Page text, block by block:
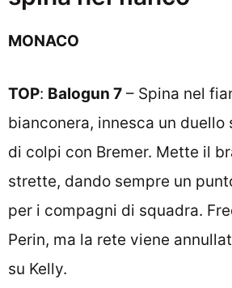
MONACO
TOP: Balogun 7 – Spina nel
bianconera, innesca un duello
di colpi con Bremer. Mette il
strette, dando sempre un
per i compagni di squadra.
Perin, ma la rete viene
su Kelly.